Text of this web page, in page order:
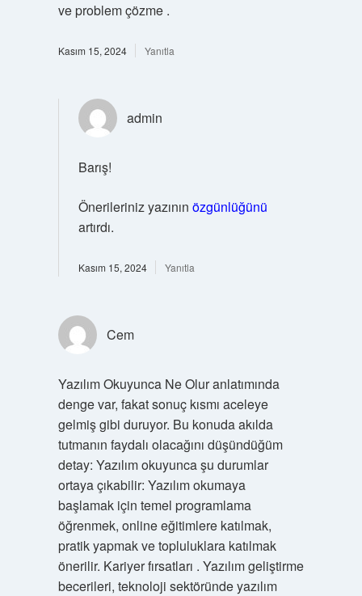
ve problem çözme .
Kasım 15, 2024 Yanıtla
admin
Barış!
Önerileriniz yazının özgünlüğünü
artırdı.
Kasım 15, 2024 Yanıtla
Cem
Yazılım Okuyunca Ne Olur anlatımında
denge var, fakat sonuç kısmı aceleye
gelmiş gibi duruyor. Bu konuda akılda
tutmanın faydalı olacağını düşündüğüm
detay: Yazılım okuyunca şu durumlar
ortaya çıkabilir: Yazılım okumaya
başlamak için temel programlama
öğrenmek, online eğitimlere katılmak,
pratik yapmak ve topluluklara katılmak
önerilir. Kariyer fırsatları . Yazılım geliştirme
becerileri, teknoloji sektöründe yazılım